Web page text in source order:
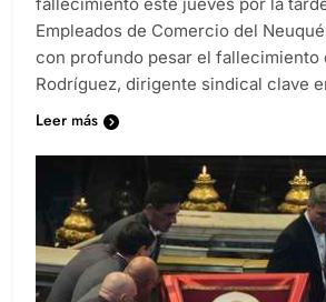
Empleados de Comercio del
con profundo pesar el fallecimiento
Rodríguez, dirigente sindical clave
Leer más